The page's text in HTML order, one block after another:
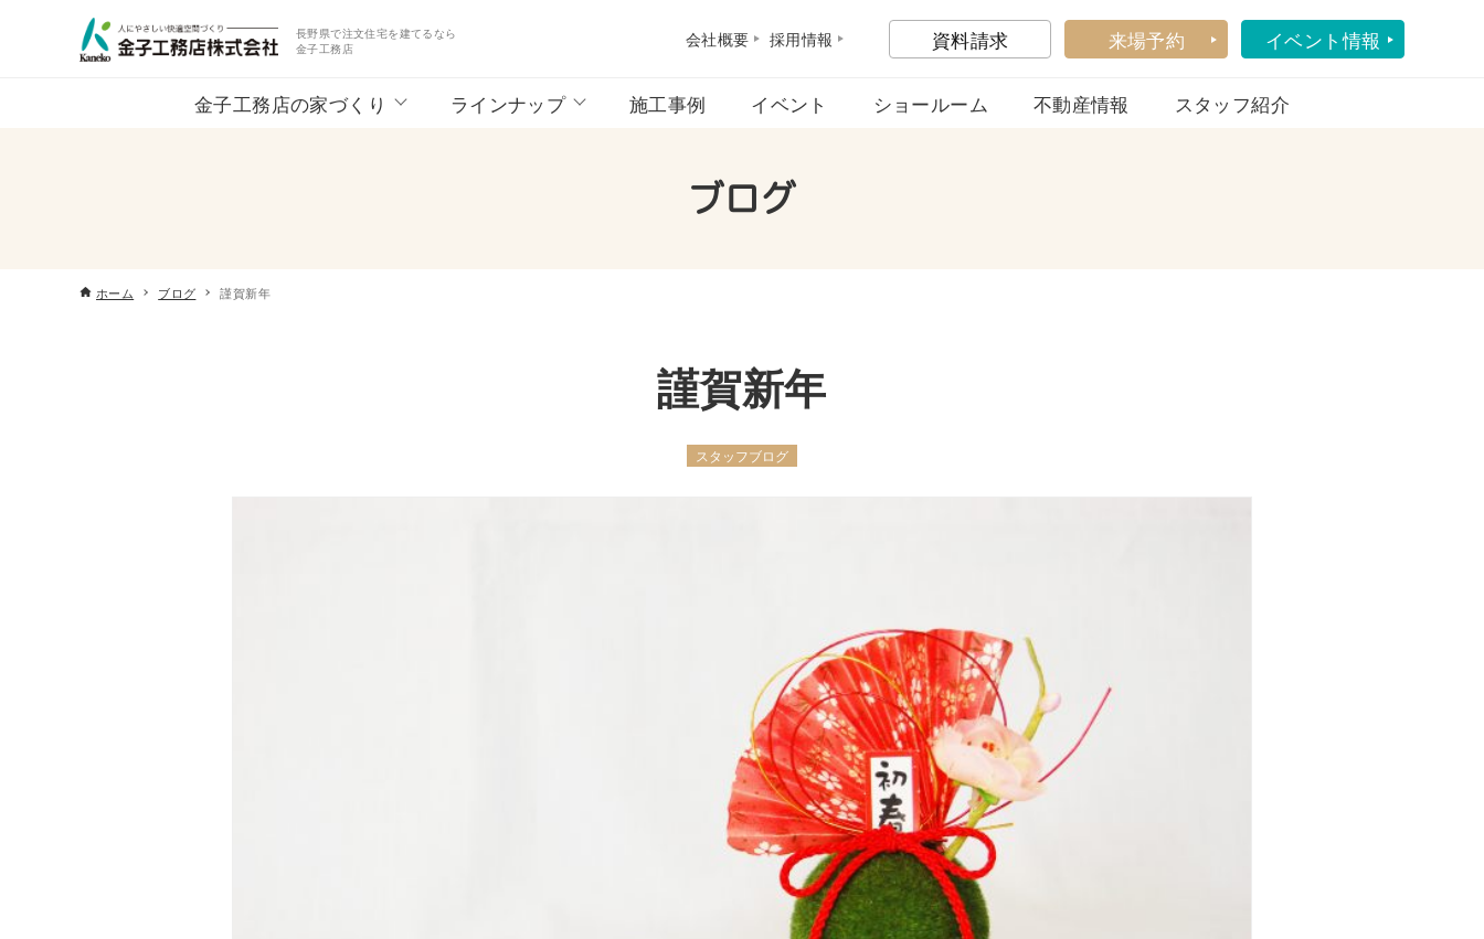
長野県で注文住宅を建てるなら
金子工務店
会社概要 採用情報 資料請求 来場予約 イベント情報
金子工務店の家づくり ラインナップ 施工事例 イベント ショールーム 不動産情報 スタッフ紹介
ブログ
ホーム ブログ 謹賀新年
謹賀新年
スタッフブログ